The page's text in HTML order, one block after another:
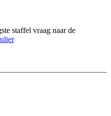
staffel vraag naar de